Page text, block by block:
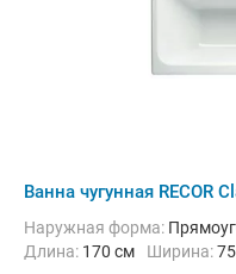
Ванна чугунная RECOR
Наружная форма:
Длина: 170 см Ширина: